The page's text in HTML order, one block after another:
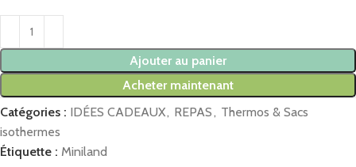
Ajouter au panier
Acheter maintenant
Catégories : IDÉES CADEAUX, REPAS , Thermos & Sacs
isothermes
Étiquette : Miniland